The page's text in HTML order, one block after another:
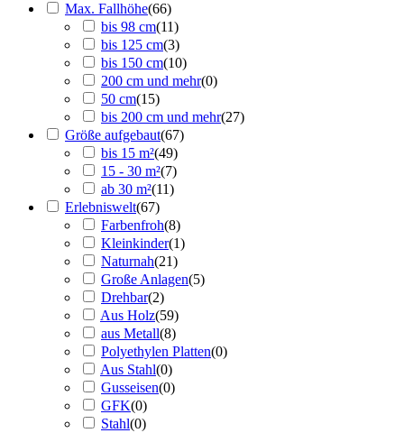
Max. Fallhöhe(66)
bis 98 cm(11)
bis 125 cm(3)
bis 150 cm(10)
200 cm und mehr(0)
50 cm(15)
bis 200 cm und mehr(27)
Größe aufgebaut(67)
bis 15 m²(49)
15 - 30 m²(7)
ab 30 m²(11)
Erlebniswelt(67)
Farbenfroh(8)
Kleinkinder(1)
Naturnah(21)
Große Anlagen(5)
Drehbar(2)
Aus Holz(59)
aus Metall(8)
Polyethylen Platten(0)
Aus Stahl(0)
Gusseisen(0)
GFK(0)
Stahl(0)